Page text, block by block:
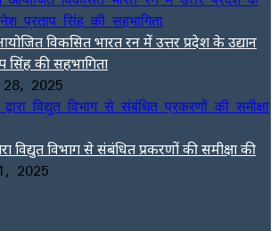
विकसित भारत रन में उत्तर प्रदेश के उद्यान
सिंह की सहभागिता
2025
विद्युत विभाग से संबंधित प्रकरणों की समीक्षा की
2025